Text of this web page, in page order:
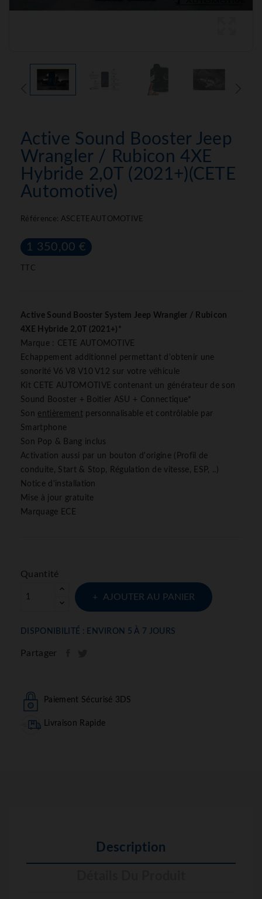
Active Sound Booster Jeep
Wrangler / Rubicon 4XE
Hybride 2,0T (2021+)(CETE
Automotive)
Référence: ASCETEAUTOMOTIVE
1 350,00 €
TTC
Active Sound Booster System Jeep Wrangler / Rubicon
4XE Hybride 2,0T (2021+)*
Marque : CETE AUTOMOTIVE
Echappement additionnel permettant d'obtenir une
sonorité V6 V8 V10 V12 sur votre véhicule
Kit CETE AUTOMOTIVE contenant un générateur de son
Sound Booster + Boitier ASU + Connectique*
Son entièrementpersonnalisable et contrôlable par
Smartphone
Son Pop & Bang inclus
Activation aussi par un bouton d'origine (Profil de
conduite, Start & Stop, Régulation de vitesse, ESP, ..)
Notice d'installation
Mise à jour gratuite
Marquage ECE
Quantité
AJOUTER AU PANIER
DISPONIBILITÉ : ENVIRON 5 À 7 JOURS
Partager
Paiement Sécurisé 3DS
Livraison Rapide
Description